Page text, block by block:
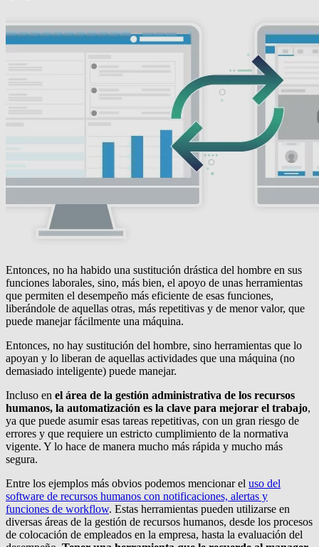
Entonces, no ha habido una sustitución drástica del hombre en sus
funciones laborales, sino, más bien, el apoyo de unas herramientas
que permiten el desempeño más eficiente de esas funciones,
liberándole de aquellas otras, más repetitivas y de menor valor, que
puede manejar fácilmente una máquina.
Entonces, no hay sustitución del hombre, sino herramientas que lo
apoyan y lo liberan de aquellas actividades que una máquina (no
demasiado inteligente) puede manejar.
Incluso en el área de la gestión administrativa de los recursos
humanos, la automatización es la clave para mejorar el trabajo,
ya que puede asumir esas tareas repetitivas, con un gran riesgo de
errores y que requiere un estricto cumplimiento de la normativa
vigente. Y lo hace de manera mucho más rápida y mucho más
segura.
Entre los ejemplos más obvios podemos mencionar el uso del
software de recursos humanos con notificaciones, alertas y
funciones de workflow. Estas herramientas pueden utilizarse en
diversas áreas de la gestión de recursos humanos, desde los procesos
de colocación de empleados en la empresa, hasta la evaluación del